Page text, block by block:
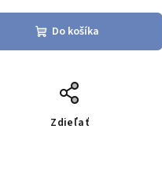
Do košíka
Zdieľať